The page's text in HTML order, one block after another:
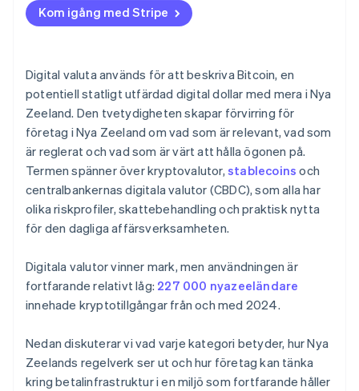
Kom igång med Stripe
Digital valuta används för att beskriva Bitcoin, en
potentiell statligt utfärdad digital dollar med mera i Nya
Zeeland. Den tvetydigheten skapar förvirring för
företag i Nya Zeeland om vad som är relevant, vad som
är reglerat och vad som är värt att hålla ögonen på.
Termen spänner över kryptovalutor, stablecoins och
centralbankernas digitala valutor (CBDC), som alla har
olika riskprofiler, skattebehandling och praktisk nytta
för den dagliga affärsverksamheten.
Digitala valutor vinner mark, men användningen är
fortfarande relativt låg: 227 000 nyazeeländare
innehade kryptotillgångar från och med 2024.
Nedan diskuterar vi vad varje kategori betyder, hur Nya
Zeelands regelverk ser ut och hur företag kan tänka
kring betalinfrastruktur i en miljö som fortfarande håller